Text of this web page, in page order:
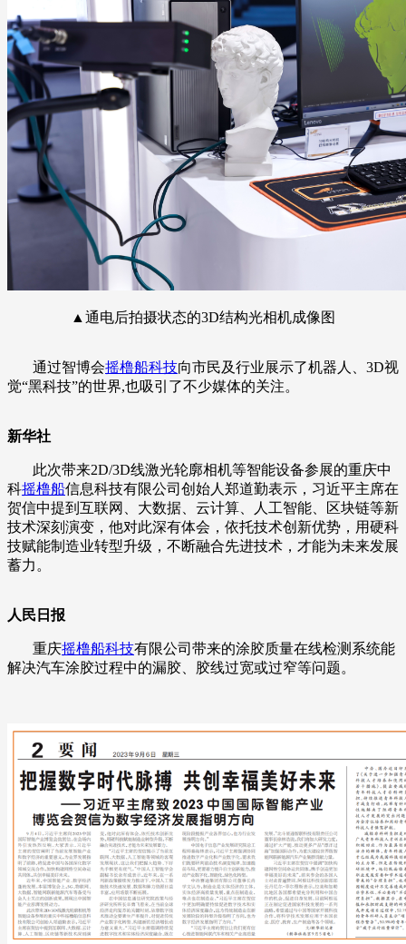
▲通电后拍摄状态的3D结构光相机成像图
通过智博会摇橹船科技向市民及行业展示了机器人、3D视
觉“黑科技”的世界,也吸引了不少媒体的关注。
新华社
此次带来2D/3D线激光轮廓相机等智能设备参展的重庆中
科摇橹船信息科技有限公司创始人郑道勤表示，习近平主席在
贺信中提到互联网、大数据、云计算、人工智能、区块链等新
技术深刻演变，他对此深有体会，依托技术创新优势，用硬科
技赋能制造业转型升级，不断融合先进技术，才能为未来发展
蓄力。
人民日报
重庆摇橹船科技有限公司带来的涂胶质量在线检测系统能
解决汽车涂胶过程中的漏胶、胶线过宽或过窄等问题。